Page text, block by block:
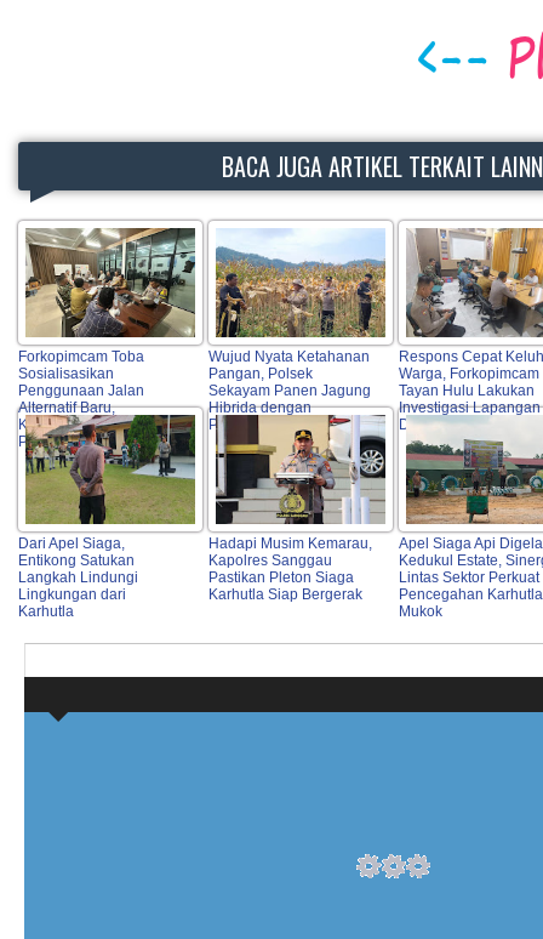
BACA JUGA ARTIKEL TERKAIT
Forkopimcam Toba
Sosialisasikan
Penggunaan Jalan
Alternatif Baru,
Keselamatan Warga Jadi
Prioritas Utama
Wujud Nyata Ketahanan
Pangan, Polsek
Sekayam Panen Jagung
Hibrida dengan
Produktivitas Tinggi
Respons Cepat
Warga, Forkopimcam
Tayan Hulu Lakukan
Investigasi
DAS Lape
Dari Apel Siaga,
Entikong Satukan
Langkah Lindungi
Lingkungan dari
Karhutla
Hadapi Musim Kemarau,
Kapolres Sanggau
Pastikan Pleton Siaga
Karhutla Siap Bergerak
Apel Siaga Api
Kedukul Estate,
Lintas Sektor Perkuat
Pencegahan
Mukok